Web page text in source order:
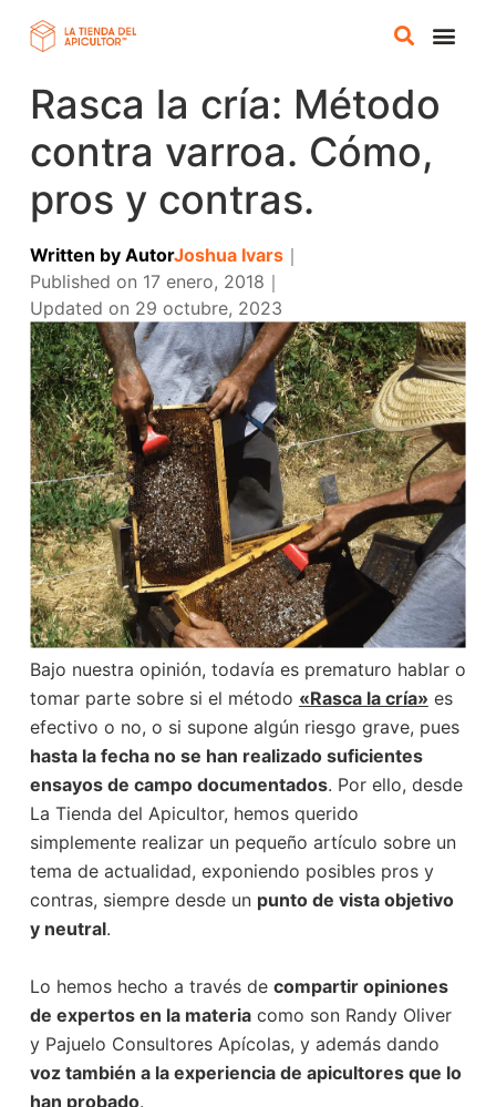
Rasca la cría: Método
contra varroa. Cómo,
pros y contras.
Written by AutorJoshua Ivars｜
Published on 17 enero, 2018 ｜
Updated on 29 octubre, 2023
Bajo nuestra opinión, todavía es prematuro hablar o
tomar parte sobre si el método «Rasca la cría» es
efectivo o no, o si supone algún riesgo grave, pues
hasta la fecha no se han realizado suficientes
ensayos de campo documentados. Por ello, desde
La Tienda del Apicultor, hemos querido
simplemente realizar un pequeño artículo sobre un
tema de actualidad, exponiendo posibles pros y
contras, siempre desde un punto de vista objetivo
y neutral.
Lo hemos hecho a través de compartir opiniones
de expertos en la materiacomo son Randy Oliver
y Pajuelo Consultores Apícolas, y además dando
voz también a la experiencia de apicultores que lo
han probado.